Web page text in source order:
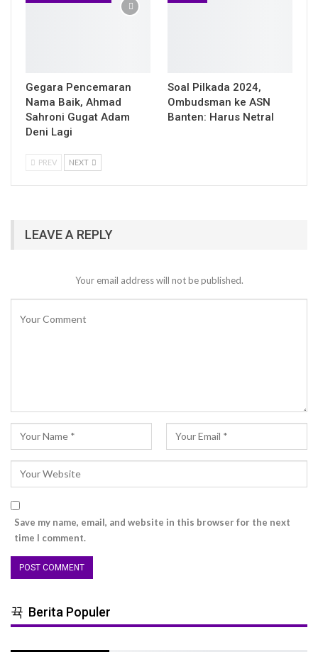
Gegara Pencemaran
Nama Baik, Ahmad
Sahroni Gugat Adam
Deni Lagi
Soal Pilkada 2024,
Ombudsman ke ASN
Banten: Harus Netral
PREV NEXT
LEAVE A REPLY
Your email address will not be published.
Save my name, email, and website in this browser for the next
time I comment.
Berita Populer